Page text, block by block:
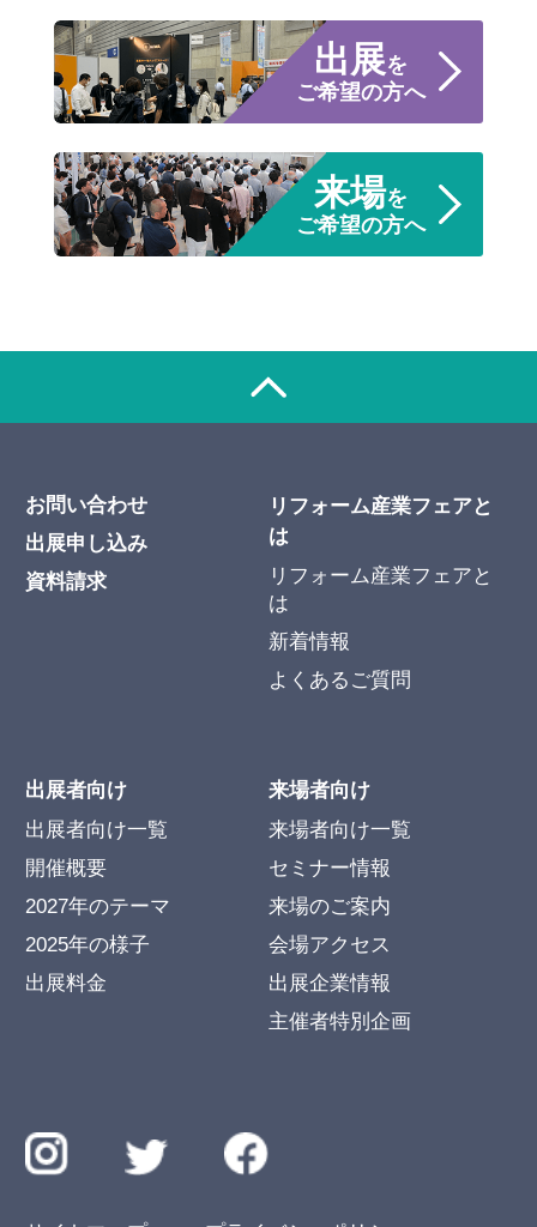
出展を
ご希望の方へ
来場を
ご希望の方へ
お問い合わせ
出展申し込み
資料請求
リフォーム産業フェアと
は
リフォーム産業フェアと
は
新着情報
よくあるご質問
出展者向け
出展者向け一覧
開催概要
2027年のテーマ
2025年の様子
出展料金
来場者向け
来場者向け一覧
セミナー情報
来場のご案内
会場アクセス
出展企業情報
主催者特別企画